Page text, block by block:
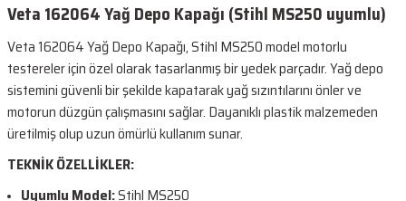
Veta 162064 Yağ Depo Kapağı (Stihl MS250 uyumlu)
Veta 162064 Yağ Depo Kapağı, Stihl MS250 model motorlu
testereler için özel olarak tasarlanmış bir yedek parçadır. Yağ depo
sistemini güvenli bir şekilde kapatarak yağ sızıntılarını önler ve
motorun düzgün çalışmasını sağlar. Dayanıklı plastik malzemeden
üretilmiş olup uzun ömürlü kullanım sunar.
TEKNİK ÖZELLİKLER:
Uyumlu Model:Stihl MS250